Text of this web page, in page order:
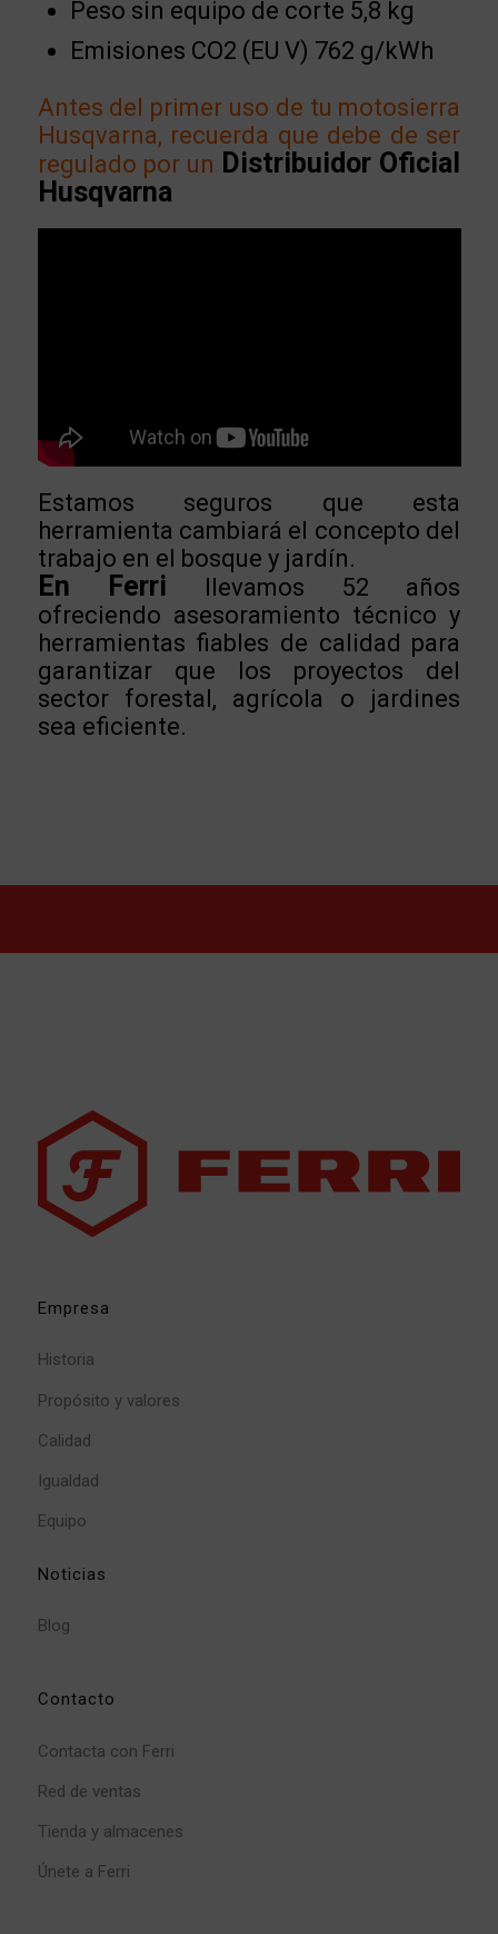
Peso sin equipo de corte 5,8 kg
Emisiones CO2 (EU V) 762 g/kWh
Antes del primer uso de tu motosierra
Husqvarna, recuerda que debe de ser
regulado por un Distribuidor Oficial
Husqvarna
Estamos seguros que esta
herramienta cambiará el concepto del
trabajo en el bosque y jardín.
En Ferri llevamos 52 años
ofreciendo asesoramiento técnico y
herramientas fiables de calidad para
garantizar que los proyectos del
sector forestal, agrícola o jardines
sea eficiente.
Empresa
Historia
Propósito y valores
Calidad
Igualdad
Equipo
Noticias
Blog
Contacto
Contacta con Ferri
Red de ventas
Tienda y almacenes
Únete a Ferri